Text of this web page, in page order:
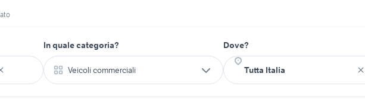
In quale categoria?
Veicoli commerciali
Dove?